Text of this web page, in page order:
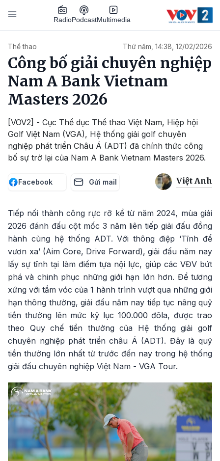
Nhảy đến nội dung
RadioPodcastMultimedia
Thể thao Thứ năm, 14:38, 12/02/2026
Công bố giải chuyên nghiệp
Nam A Bank Vietnam
Masters 2026
[VOV2] - Cục Thể dục Thể thao Việt Nam, Hiệp hội
Golf Việt Nam (VGA), Hệ thống giải golf chuyên
nghiệp phát triển Châu Á (ADT) đã chính thức công
bố sự trở lại của Nam A Bank Vietnam Masters 2026.
Facebook Gửi mail Việt Anh
Tiếp nối thành công rực rỡ kể từ năm 2024, mùa giải
2026 đánh đấu cột mốc 3 năm liên tiếp giải đấu đồng
hành cùng hệ thống ADT. Với thông điệp ‘Tĩnh để
vươn xa’ (Aim Core, Drive Forward), giải đấu năm nay
lấy sự tĩnh tại làm điểm tựa nội lực, giúp các VĐV bứt
phá và chinh phục những giới hạn lớn hơn. Để tương
xứng với tầm vóc của 1 hành trình vượt qua những giới
hạn thông thường, giải đấu năm nay tiếp tục nâng quỹ
tiền thưởng lên mức kỷ lục 100.000 đôla, được trao
theo Quy chế tiền thưởng của Hệ thống giải golf
chuyên nghiệp phát triển châu Á (ADT). Đây là quỹ
tiền thưởng lớn nhất từ trước đến nay trong hệ thống
giải đấu chuyên nghiệp Việt Nam - VGA Tour.